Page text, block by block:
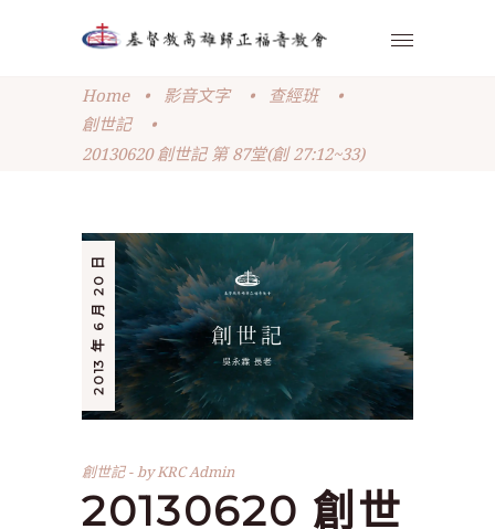
Home • 影音文字 • 查經班
•
創世記
•
20130620 創世記 第 87堂(創 27:12~33)
2013 年 6 月 20 日
創世記 byKRC Admin
20130620 創世